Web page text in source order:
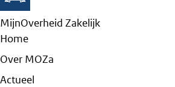
MijnOverheid Zakelijk
Home
Over MOZa
Actueel